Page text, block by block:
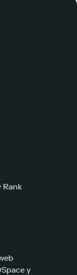
Rank
y